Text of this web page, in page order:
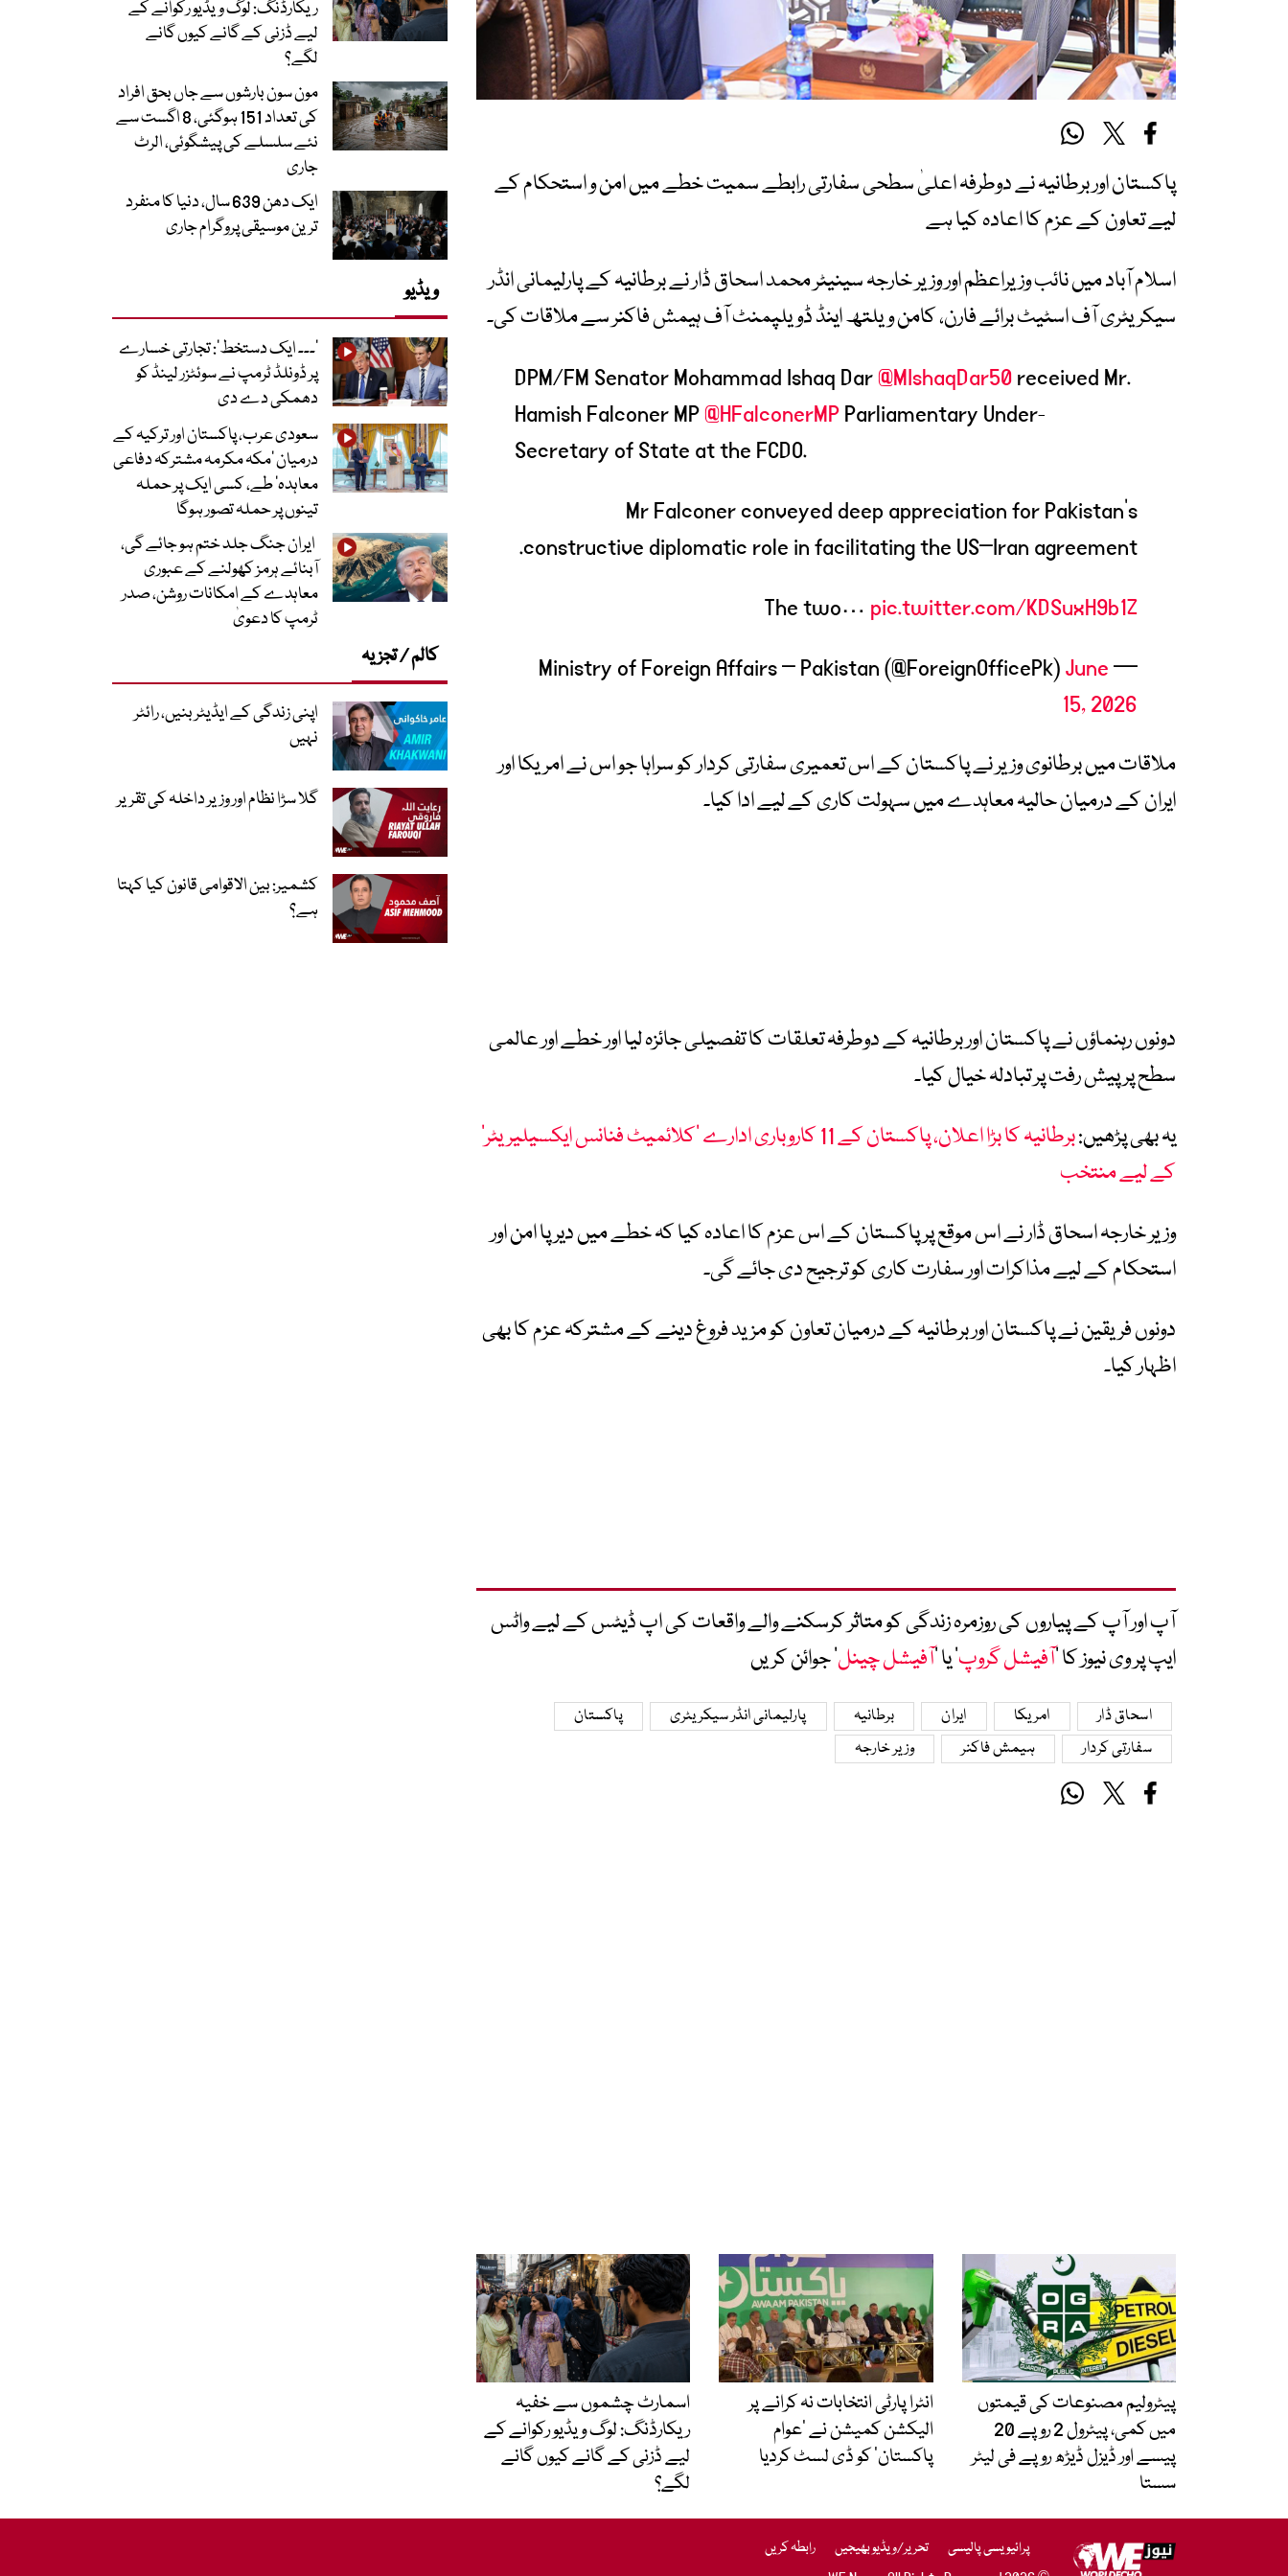
پاکستان اور برطانیہ نے دوطرفہ اعلیٰ سطحی سفارتی رابطے سمیت خطے میں امن و استحکام کے
لیے تعاون کے عزم کا اعادہ کیا ہے
اسلام آباد میں نائب وزیراعظم اور وزیر خارجہ سینیٹرمحمد اسحاق ڈارنے برطانیہ کے پارلیمانی انڈر
سیکریٹری آف اسٹیٹ برائے فارن، کامن ویلتھ اینڈ ڈویلپمنٹ آفہیمش فاکنرسے ملاقات کی۔
DPM/FM Senator Mohammad Ishaq Dar@MIshaqDar50received Mr.
Hamish Falconer MP@HFalconerMPParliamentary Under-
Secretary of State at the FCDO.
Mr Falconer conveyed deep appreciation for Pakistan’s
constructive diplomatic role in facilitating the US–Iran agreement.
The two… pic.twitter.com/KDSuxH9b1Z
— Ministry of Foreign Affairs – Pakistan (@ForeignOfficePk)
June
15, 2026
ملاقات میں برطانوی وزیر نے پاکستان کے اس تعمیری سفارتی کردار کو سراہا جو اس نے امریکا اور
ایران کے درمیان حالیہ معاہدے میں سہولت کاری کے لیے ادا کیا۔
دونوں رہنماؤں نے پاکستان اور برطانیہ کے دوطرفہ تعلقات کا تفصیلی جائزہ لیا اور خطے اور عالمی
سطح پر پیش رفت پر تبادلہ خیال کیا۔
یہ بھی پڑھیں:
برطانیہ کا بڑا اعلان، پاکستان کے 11 کاروباری ادارے ’کلائمیٹ فنانس ایکسیلیریٹر‘
کے لیے منتخب
وزیر خارجہ اسحاق ڈار نے اس موقع پر پاکستان کے اس عزم کا اعادہ کیا کہ خطے میں دیرپا امن اور
استحکام کے لیے مذاکرات اور سفارت کاری کو ترجیح دی جائے گی۔
دونوں فریقین نے پاکستان اور برطانیہ کے درمیان تعاون کو مزید فروغ دینے کے مشترکہ عزم کا بھی
اظہار کیا۔
آپ اور آپ کے پیاروں کی روزمرہ زندگی کو متاثر کرسکنے والے واقعات کی اپ ڈیٹس کے لیے واٹس
ایپ پر وی نیوز کا ’آفیشل گروپ‘ یا ’آفیشل چینل‘ جوائن کریں
اسحاق ڈار امریکا ایران برطانیہ پارلیمانی انڈر سیکریٹری
پاکستان
سفارتی کردار
ہیمش فاکنر وزیر خارجہ
پیٹرولیم مصنوعات کی قیمتوں
میں کمی، پیٹرول 2 روپے 20
پیسے اور ڈیزل ڈیڑھ روپے فی لیٹر
سستا
انٹرا پارٹی انتخابات نہ کرانے پر
الیکشن کمیشن نے ’عوام
پاکستان‘ کو ڈی لسٹ کردیا
اسمارٹ چشموں سے خفیہ
ریکارڈنگ: لوگ ویڈیو رکوانے کے
لیے ڈزنی کے گانے کیوں گانے
لگے؟
ریکارڈنگ: لوگ ویڈیو رکوانے کے
لیے ڈزنی کے گانے کیوں گانے
لگے؟
مون سون بارشوں سے جاں بحق افراد
کی تعداد 151 ہوگئی، 8 اگست سے
نئے سلسلے کی پیشگوئی، الرٹ
جاری
ایک دھن 639 سال، دنیا کا منفرد
ترین موسیقی پروگرام جاری
ویڈیو
’۔۔۔ ایک دستخط‘: تجارتی خسارے
پر ڈونلڈ ٹرمپ نے سوئٹزر لینڈ کو
دھمکی دے دی
سعودی عرب، پاکستان اور ترکیہ کے
درمیان ’مکہ مکرمہ مشترکہ دفاعی
معاہدہ‘ طے، کسی ایک پر حملہ
تینوں پر حملہ تصور ہوگا
ایران جنگ جلد ختم ہو جائے گی،
آبنائے ہرمز کھولنے کے عبوری
معاہدے کے امکانات روشن، صدر
ٹرمپ کا دعویٰ
کالم / تجزیہ
اپنی زندگی کے ایڈیٹر بنیں، رائٹر
نہیں
گلا سڑا نظام اور وزیر داخلہ کی تقریر
کشمیر: بین الاقوامی قانون کیا کہتا
ہے؟
پرائیویسی پالیسی تحریر/ویڈیو بھیجیں
رابطہ کریں